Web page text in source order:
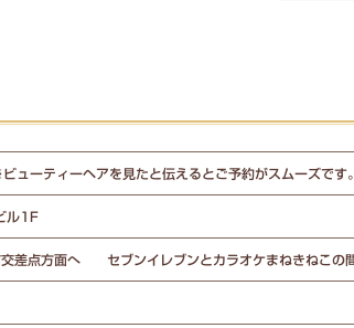
ィーヘアを見たと伝えるとご予約がスムーズです。
ル1F
交差点方面へ セブンイレブンとカラオケまねきねこ